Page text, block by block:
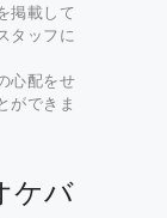
掲載して
タッフに
心配をせ
ができま
ケバ